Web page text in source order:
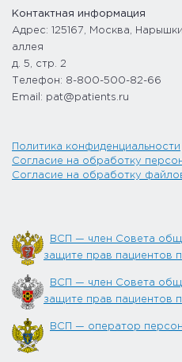
Контактная информация
Адрес: 125167, Москва,
аллея
д. 5, стр. 2
Телефон: 8-800-500-82-66
Email: pat@patients.ru
Политика конфиденциальности
Согласие на обработку
Согласие на обработку
ВСП — член Совета
защите прав пациентов
ВСП — член Совета
защите прав пациентов
ВСП — оператор